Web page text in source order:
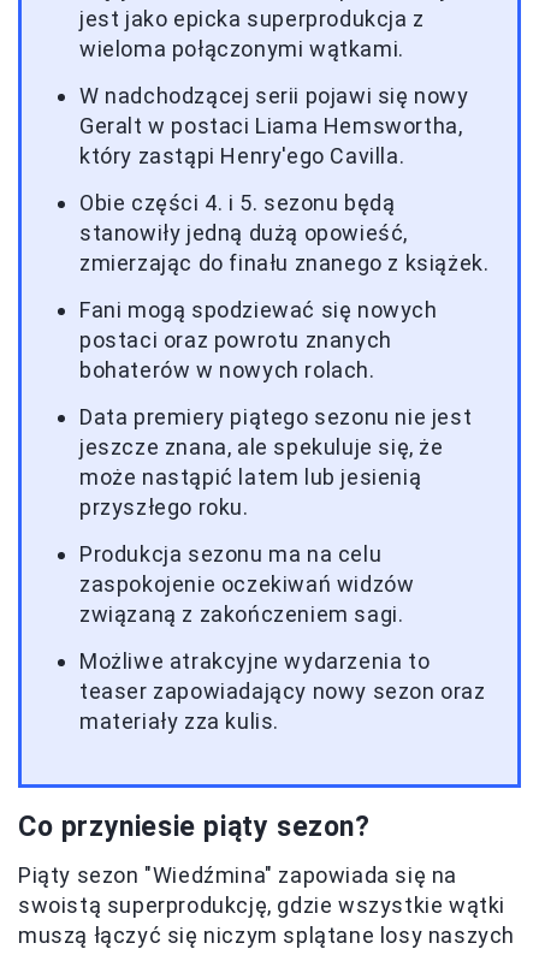
jest jako epicka superprodukcja z
wieloma połączonymi wątkami.
W nadchodzącej serii pojawi się nowy
Geralt w postaci Liama Hemswortha,
który zastąpi Henry'ego Cavilla.
Obie części 4. i 5. sezonu będą
stanowiły jedną dużą opowieść,
zmierzając do finału znanego z książek.
Fani mogą spodziewać się nowych
postaci oraz powrotu znanych
bohaterów w nowych rolach.
Data premiery piątego sezonu nie jest
jeszcze znana, ale spekuluje się, że
może nastąpić latem lub jesienią
przyszłego roku.
Produkcja sezonu ma na celu
zaspokojenie oczekiwań widzów
związaną z zakończeniem sagi.
Możliwe atrakcyjne wydarzenia to
teaser zapowiadający nowy sezon oraz
materiały zza kulis.
Co przyniesie piąty sezon?
Piąty sezon "Wiedźmina" zapowiada się na
swoistą superprodukcję, gdzie wszystkie wątki
muszą łączyć się niczym splątane losy naszych